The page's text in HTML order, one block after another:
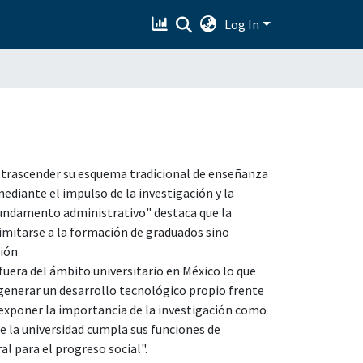
Log In
su esquema tradicional de enseñanza
el impulso de la investigación y la
administrativo" destaca que la
a la formación de graduados sino
del ámbito universitario en México lo que
un desarrollo tecnológico propio frente
la importancia de la investigación como
universidad cumpla sus funciones de
para el progreso social".